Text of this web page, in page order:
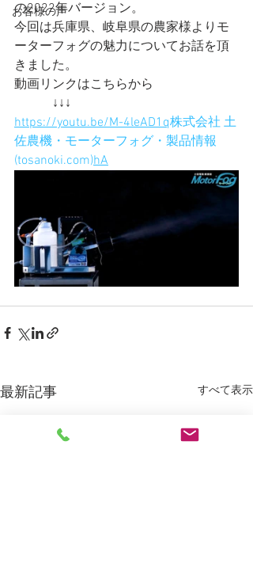
お客様の声
の2022年バージョン。
今回は兵庫県、岐阜県の農家様よりモ
ーターフォグの魅力についてお話を頂
きました。
動画リンクはこちらから
↓↓↓
https://youtu.be/M-4leAD1q株式会社 土
佐農機・モーターフォグ・製品情報
(tosanoki.com)hA
最新記事 すべて表示